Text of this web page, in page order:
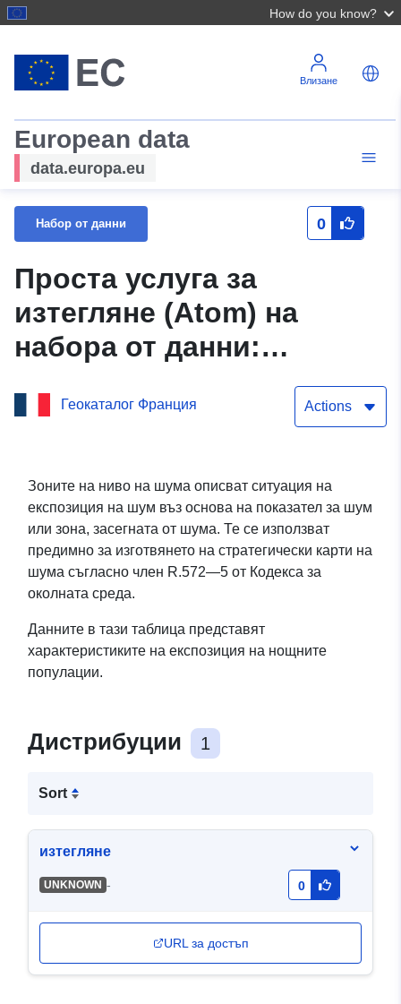
How do you know?
Влизане
European data
data.europa.eu
Набор от данни 0
Проста услуга за
изтегляне (Atom) на
набора от данни:
зоните на експозиция на
Loiret
Геокаталог Франция Actions
Зоните на ниво на шума описват ситуация на
експозиция на шум въз основа на показател за шум
или зона, засегната от шума. Те се използват
предимно за изготвянето на стратегически карти на
шума съгласно член R.572—5 от Кодекса за
околната среда.
Данните в тази таблица представят
характеристиките на експозиция на нощните
популации.
Дистрибуции 1
Sort
изтегляне
UNKNOWN - 0
URL за достъп